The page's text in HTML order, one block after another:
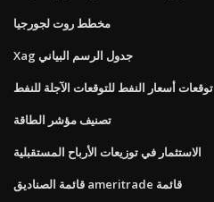
مخطط روت لجورجيا
Xag جدول الرسم البياني
توقعات أسعار النفط للتوقعات الآجلة للنفط
تصنيف مؤشر الطاقة
الاستثمار في توزيعات الأرباح المستقبلية
قائمة الصناديق ameritrade قائمة